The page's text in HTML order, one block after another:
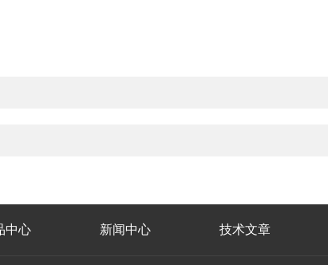
中心 新闻中心 技术文章